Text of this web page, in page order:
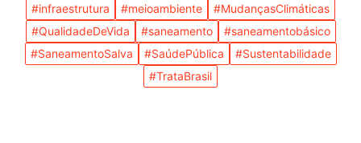
#infraestrutura #meioambiente
#MudançasClimáticas
#QualidadeDeVida
#saneamento
#saneamentobásico
#SaneamentoSalva
#SaúdePública
#Sustentabilidade
#TrataBrasil